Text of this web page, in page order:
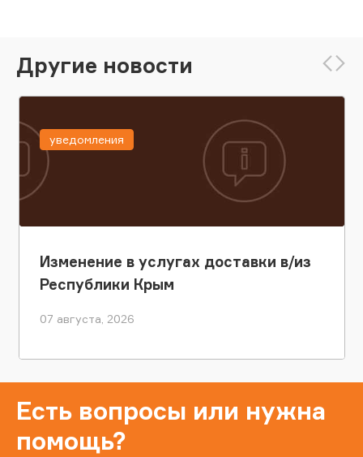
Другие новости
Изменение в услугах доставки в/из
Республики Крым
07 августа, 2026
уведомления
Есть вопросы или нужна
помощь?